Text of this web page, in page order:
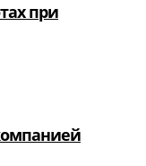
при